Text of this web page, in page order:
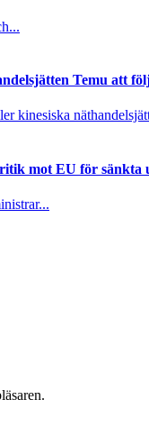
Temu att
kinesiska
mot EU för sänkta